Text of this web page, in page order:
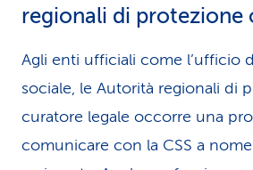
regionali di protezione
Agli enti ufficiali come l’ufficio
sociale, le Autorità regionali di
curatore legale occorre una
comunicare con la CSS a